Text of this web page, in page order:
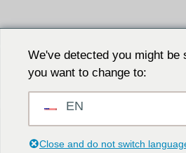
саммита по технологиям и
We've detected you might be
you want to change to:
EN
Close and do not switch